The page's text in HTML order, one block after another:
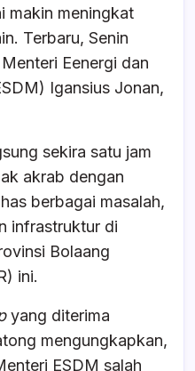
makin meningkat
Terbaru, Senin
Eenergi dan
Igansius Jonan,
sekira satu jam
akrab dengan
berbagai masalah,
infrastruktur di
Bolaang
ini.
yang diterima
mengungkapkan,
ESDM salah